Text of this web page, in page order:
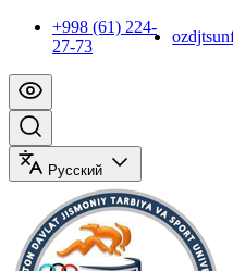
+998 (61) 224-
27-73
Русский